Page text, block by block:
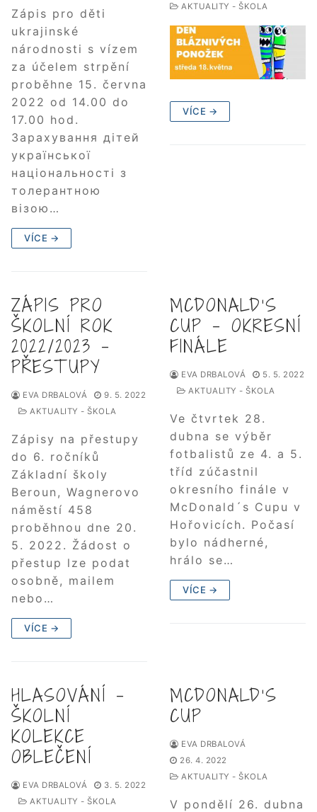
Zápis pro děti
ukrajinské
národnosti s vízem
za účelem strpění
proběhne 15. června
2022 od 14.00 do
17.00 hod.
Зарахування дітей
української
національності з
толерантною
візою…
VÍCE →
AKTUALITY - ŠKOLA
VÍCE →
ZÁPIS PRO
ŠKOLNÍ ROK
2022/2023 –
PŘESTUPY
EVA DRBALOVÁ
9. 5. 2022
AKTUALITY - ŠKOLA
Zápisy na přestupy
do 6. ročníků
Základní školy
Beroun, Wagnerovo
náměstí 458
proběhnou dne 20.
5. 2022. Žádost o
přestup lze podat
osobně, mailem
nebo…
VÍCE →
MCDONALD’S
CUP – OKRESNÍ
FINÁLE
EVA DRBALOVÁ
5. 5. 2022
AKTUALITY - ŠKOLA
Ve čtvrtek 28.
dubna se výběr
fotbalistů ze 4. a 5.
tříd zúčastnil
okresního finále v
McDonald´s Cupu v
Hořovicích. Počasí
bylo nádherné,
hrálo se…
VÍCE →
HLASOVÁNÍ –
ŠKOLNÍ
KOLEKCE
OBLEČENÍ
EVA DRBALOVÁ
3. 5. 2022
AKTUALITY - ŠKOLA
MCDONALD’S
CUP
EVA DRBALOVÁ
26. 4. 2022
AKTUALITY - ŠKOLA
V pondělí 26. dubna